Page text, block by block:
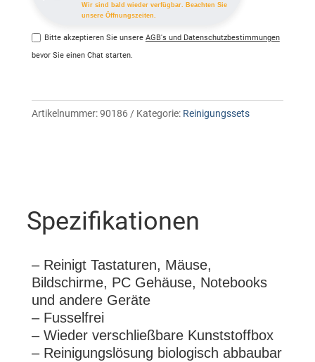
Wir sind bald wieder verfügbar. Beachten Sie
unsere Öffnungszeiten.
Bitte akzeptieren Sie unsere AGB's und Datenschutzbestimmungen
bevor Sie einen Chat starten.
Artikelnummer:90186 Kategorie: Reinigungssets
Spezifikationen
– Reinigt Tastaturen, Mäuse,
Bildschirme, PC Gehäuse, Notebooks
und andere Geräte
– Fusselfrei
– Wieder verschließbare Kunststoffbox
– Reinigungslösung biologisch abbaubar